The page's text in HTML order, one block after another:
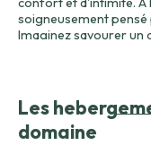
soigneusement
Imaginez savourer un
un spa privatif,
toute quiétude. Au-delà du confort somptueux des
hébergements, le
Les
domaine